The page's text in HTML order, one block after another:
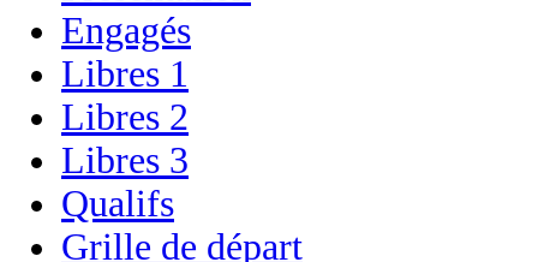
Engagés
Libres 1
Libres 2
Libres 3
Qualifs
Grille de départ